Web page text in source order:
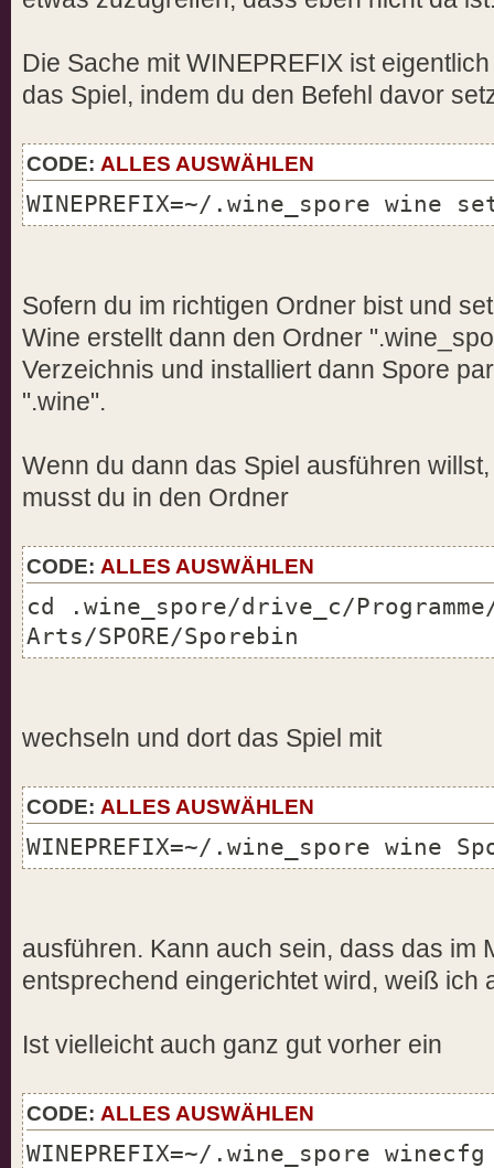
Die Sache mit WINEPREFIX ist
das Spiel, indem du den Befehl davor
CODE: ALLES AUSWÄHLEN
WINEPREFIX=~/.wine_spore wine
Sofern du im richtigen Ordner bist und
Wine erstellt dann den Ordner
Verzeichnis und installiert dann Spore
".wine".
Wenn du dann das Spiel ausführen
musst du in den Ordner
CODE: ALLES AUSWÄHLEN
cd .wine_spore/drive_c/
Arts/SPORE/Sporebin
wechseln und dort das Spiel mit
CODE: ALLES AUSWÄHLEN
WINEPREFIX=~/.wine_spore wine
ausführen. Kann auch sein, dass das im
entsprechend eingerichtet wird, weiß ich
Ist vielleicht auch ganz gut vorher ein
CODE: ALLES AUSWÄHLEN
WINEPREFIX=~/.wine_spore winecfg